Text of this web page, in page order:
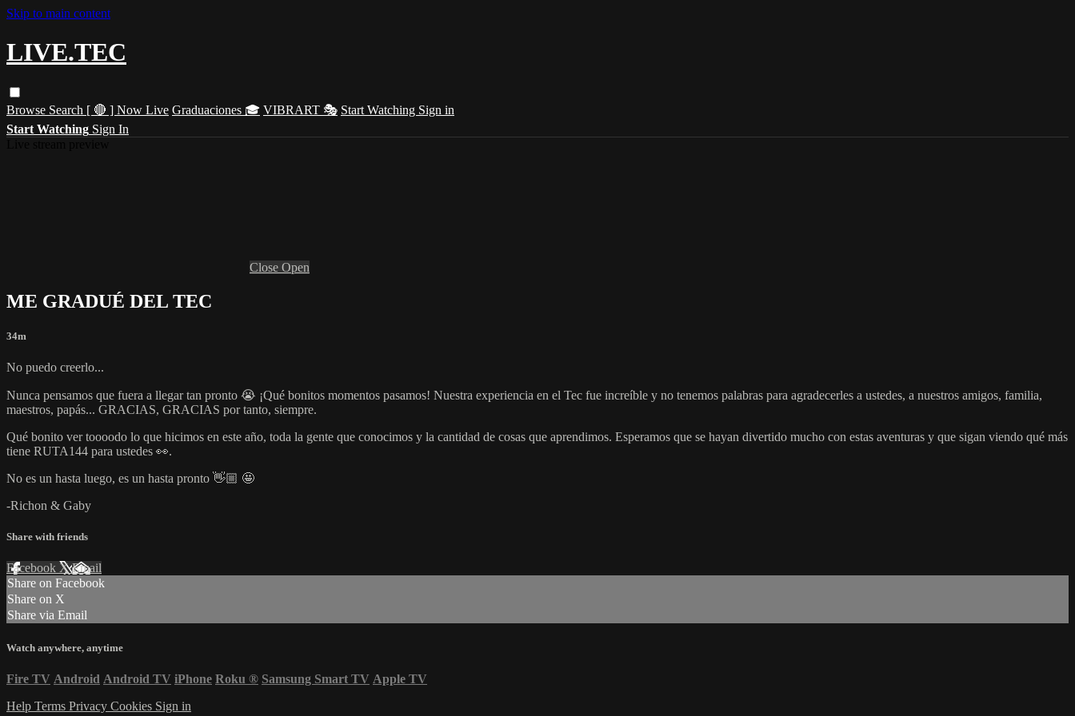
Skip to main content
LIVE.TEC
Browse Search [ 🔴 ] Now Live Graduaciones 🎓 VIBRART 🎭 Start Watching Sign in
Start Watching Sign In
Close Open
ME GRADUÉ DEL TEC
34m
No puedo creerlo...
Nunca pensamos que fuera a llegar tan pronto 😭 ¡Qué bonitos momentos pasamos! Nuestra experiencia en el Tec fue increíble y no tenemos palabras para agradecerles a ustedes, a nuestros amigos, familia,
maestros, papás... GRACIAS, GRACIAS por tanto, siempre.
Qué bonito ver toooodo lo que hicimos en este año, toda la gente que conocimos y la cantidad de cosas que aprendimos. Esperamos que se hayan divertido mucho con estas aventuras y que sigan viendo qué más
tiene RUTA144 para ustedes 👀.
No es un hasta luego, es un hasta pronto 👋🏼 🤩
-Richon & Gaby
Share with friends
Facebook XEmail
Share on Facebook
Share on X
Share via Email
Watch anywhere, anytime
Fire TV Android Android TV iPhone Roku ® Samsung Smart TV Apple TV
Help Terms Privacy Cookies Sign in